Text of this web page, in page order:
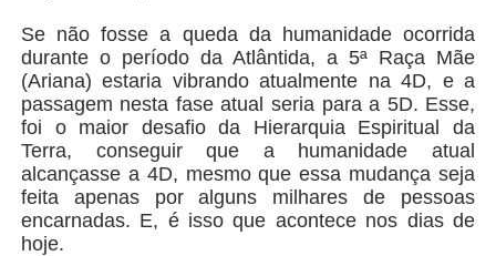
Se não fosse a queda da humanidade ocorrida
durante o período da Atlântida, a 5ª Raça Mãe
(Ariana) estaria vibrando atualmente na 4D, e a
passagem nesta fase atual seria para a 5D. Esse,
foi o maior desafio da Hierarquia Espiritual da
Terra, conseguir que a humanidade atual
alcançasse a 4D, mesmo que essa mudança seja
feita apenas por alguns milhares de pessoas
encarnadas. E, é isso que acontece nos dias de
hoje.